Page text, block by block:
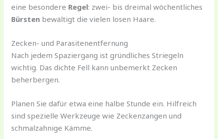
eine besondere Regel: zwei- bis dreimal wöchentliches
Bürsten bewältigt die vielen losen Haare.
Zecken- und Parasitenentfernung
Nach jedem Spaziergang ist gründliches Striegeln
wichtig. Das dichte Fell kann unbemerkt Zecken
beherbergen.
Planen Sie dafür etwa eine halbe Stunde ein. Hilfreich
sind spezielle Werkzeuge wie Zeckenzangen und
schmalzahnige Kämme.